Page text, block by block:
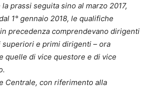
prassi seguita sino al marzo 2017,
1° gennaio 2018, le qualifiche
precedenza comprendevano dirigenti
e primi dirigenti – ora
quelle di vice questore e di vice
Centrale, con riferimento alla